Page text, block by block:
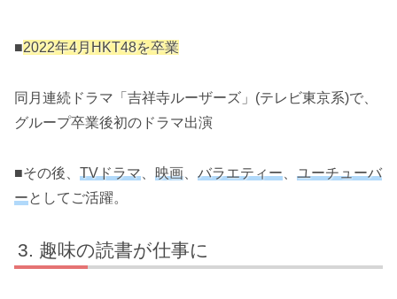
■2022年4月HKT48を卒業
同月連続ドラマ「吉祥寺ルーザーズ」(テレビ東京系)で、
グループ卒業後初のドラマ出演
■その後、 TVドラマ 映画 バラエティー
ユーチューバ
ーとしてご活躍。
趣味の読書が仕事に